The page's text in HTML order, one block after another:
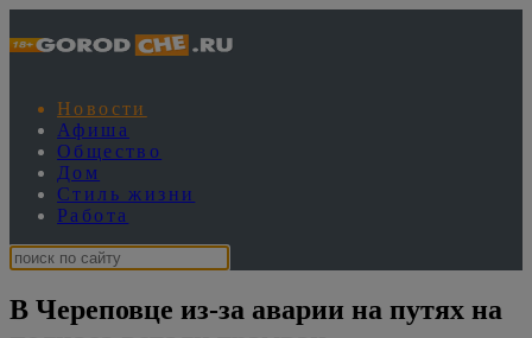
Новости
Афиша
Общество
Дом
Стиль жизни
Работа
В Череповце из-за аварии на путях на